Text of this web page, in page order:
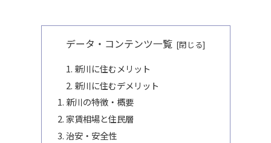
データ・コンテンツ一覧
新川に住むメリット
新川に住むデメリット
新川の特徴・概要
家賃相場と住民層
治安・安全性